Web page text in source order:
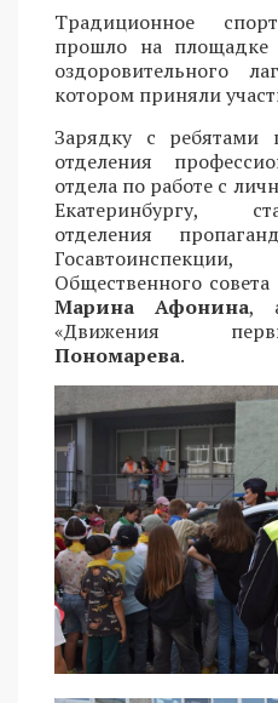
Традиционное
прошло на площадке
оздоровительного
котором приняли
Зарядку с ребятами
отделения
отдела по работе с
Екатеринбургу,
отделения
Общественного
Марина Афонина,
«Движения
Пономарева.